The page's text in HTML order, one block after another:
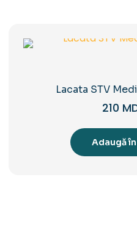
Lacata STV
210
Adaugă